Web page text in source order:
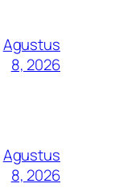
Agustus
8, 2026
Agustus
8, 2026